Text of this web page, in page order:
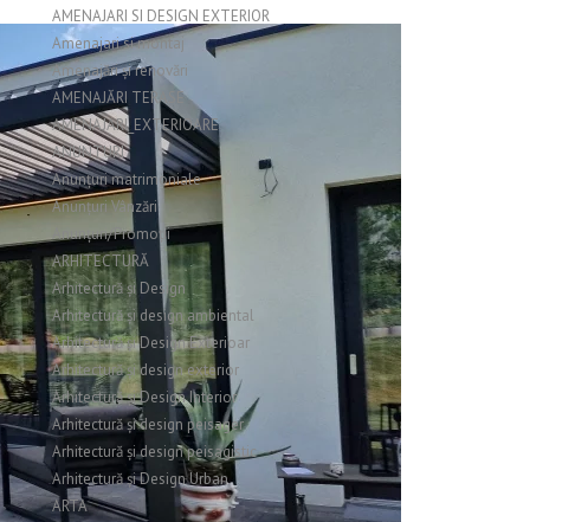
AMENAJARI SI DESIGN EXTERIOR
Amenajari si montaj
Amenajări și renovări
AMENAJĂRI TERASE
AMENAJARI_EXTERIOARE
ANUNTURI
Anunțuri matrimoniale
Anunțuri Vânzări
Anunțuri/Promoții
ARHITECTURĂ
Arhitectură și Design
Arhitectură și design ambiental
Arhitectură și Design Exterioar
Arhitectură și design exterior
Arhitectură și Design Interior
Arhitectură și design peisager
Arhitectură și design peisagistic
Arhitectură și Design Urban
ARTA